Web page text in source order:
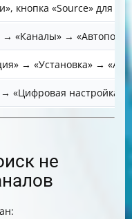
кнопка «Source» для
«Каналы» →
→ «Установка» →
«Цифровая настройка»
не